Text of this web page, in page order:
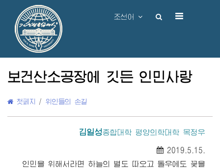
조선어
보건산소공장에 깃든 인민사랑
첫페지 / 위인들의 손길
김일성종합대학 평양의학대학 목정우
2019.5.15.
인민을 위해서라면 하늘의 별도 따오고 돌우에도 꽃을